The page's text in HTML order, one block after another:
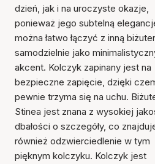
dzień, jak i na uroczyste okazje,
ponieważ jego subtelną
można łatwo łączyć z inną
samodzielnie jako
akcent. Kolczyk zapinany jest na
bezpieczne zapięcie, dzięki
pewnie trzyma się na uchu.
Stinea jest znana z wysokiej
dbałości o szczegóły, co
również odzwierciedlenie w tym
pięknym kolczyku. Kolczyk jest